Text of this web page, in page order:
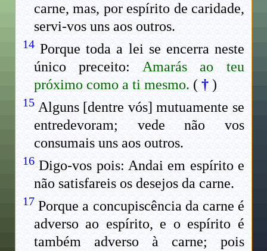
carne, mas, por espírito de caridade,
servi-vos uns aos outros.
14 Porque toda a lei se encerra neste
único preceito: Amarás ao teu
próximo como a ti mesmo. ( †)
15 Alguns [dentre vós] mutuamente se
entredevoram; vede não vos
consumais uns aos outros.
16 Digo-vos pois: Andai em espírito e
não satisfareis os desejos da carne.
17 Porque a concupiscência da carne é
adverso ao espírito, e o espírito é
também adverso à carne; pois